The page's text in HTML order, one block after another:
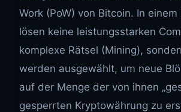
Work (PoW) von Bitcoin. In
lösen keine leistungsstarken
komplexe Rätsel (Mining),
werden ausgewählt, um neue
auf der Menge der von ihnen
gesperrten Kryptowährung zu